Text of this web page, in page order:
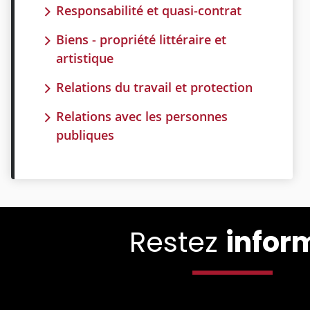
Responsabilité et quasi-contrat
Biens - propriété littéraire et
artistique
Relations du travail et protection
Relations avec les personnes
publiques
Restez